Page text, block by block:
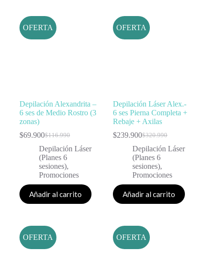
OFERTA
Depilación Alexandrita –
6 ses de Medio Rostro (3
zonas)
$116.990
$69.900
Depilación Láser
(Planes 6
sesiones),
Promociones
Añadir al carrito
OFERTA
Depilación Láser Alex.-
6 ses Pierna Completa +
Rebaje + Axilas
$320.990
$239.900
Depilación Láser
(Planes 6
sesiones),
Promociones
Añadir al carrito
OFERTA OFERTA